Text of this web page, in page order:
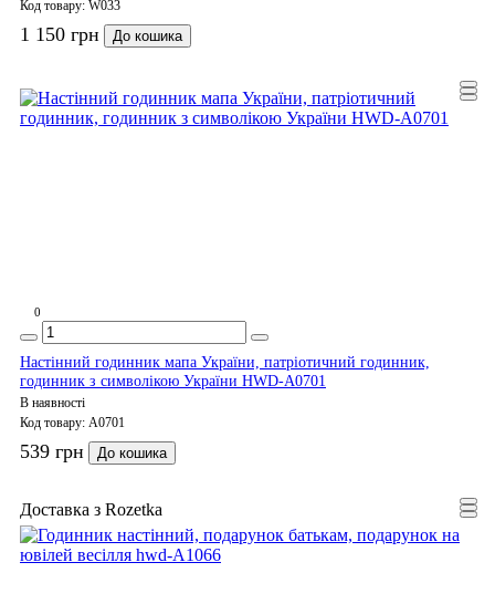
Код товару: W033
1 150 грн До кошика
0
Настінний годинник мапа України, патріотичний годинник,
годинник з символікою України HWD-A0701
В наявності
Код товару: A0701
539 грн До кошика
Доставка з Rozetka